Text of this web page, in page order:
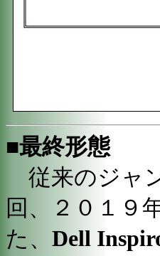
■最終形態
従来のジャ
回、２０１９
た、 Dell